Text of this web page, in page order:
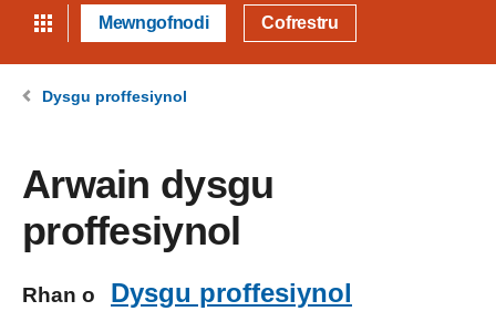
Mewngofnodi Cofrestru
Dysgu proffesiynol
Arwain dysgu
proffesiynol
Rhan o Dysgu proffesiynol